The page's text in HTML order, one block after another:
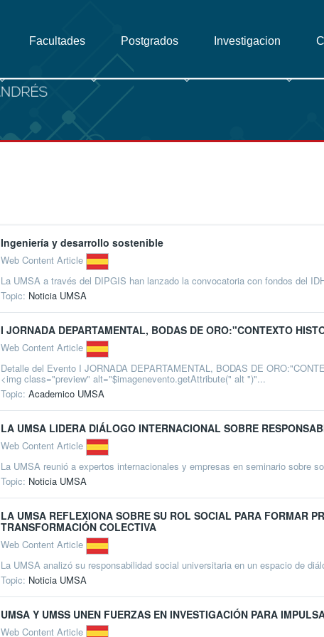
Facultades Postgrados Investigacion
Ingeniería y desarrollo sostenible
Web Content Article
La UMSA a través del DIPGIS han lanzado la convocatoria con fondos del
Topic: Noticia UMSA
I JORNADA DEPARTAMENTAL, BODAS DE ORO:"CONTEXTO
Web Content Article
Detalle del Evento I JORNADA DEPARTAMENTAL, BODAS DE
<img class="preview" alt="$imagenevento.getAttribute(" alt ")"...
Topic: Academico UMSA
LA UMSA LIDERA DIÁLOGO INTERNACIONAL SOBRE
Web Content Article
La UMSA reunió a expertos internacionales y empresas en seminario sobre
Topic: Noticia UMSA
LA UMSA REFLEXIONA SOBRE SU ROL SOCIAL PARA FORMAR
TRANSFORMACIÓN COLECTIVA
Web Content Article
La UMSA analizó su responsabilidad social universitaria en un espacio de
Topic: Noticia UMSA
UMSA Y UMSS UNEN FUERZAS EN INVESTIGACIÓN PARA
Web Content Article